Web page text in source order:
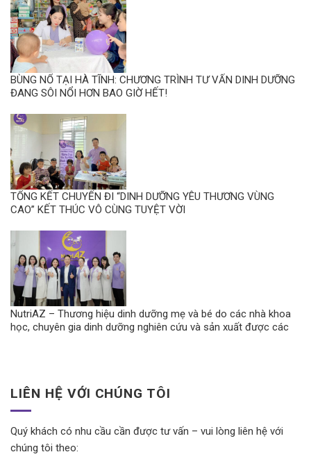
BÙNG NỔ TẠI HÀ TĨNH: CHƯƠNG TRÌNH TƯ VẤN DINH DƯỠNG
ĐANG SÔI NỔI HƠN BAO GIỜ HẾT!
TỔNG KẾT CHUYẾN ĐI “DINH DƯỠNG YÊU THƯƠNG VÙNG
CAO” KẾT THÚC VÔ CÙNG TUYỆT VỜI
NutriAZ – Thương hiệu dinh dưỡng mẹ và bé do các nhà khoa
học, chuyên gia dinh dưỡng nghiên cứu và sản xuất được các
LIÊN HỆ VỚI CHÚNG TÔI
Quý khách có nhu cầu cần được tư vấn – vui lòng liên hệ với
chúng tôi theo: